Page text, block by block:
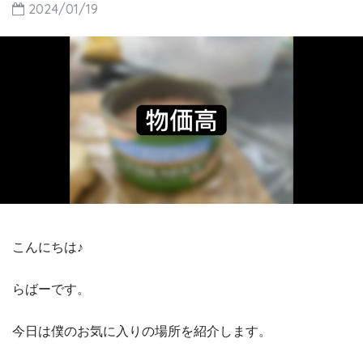
2024/01/19
こんにちは♪
らばーです。
今日は僕のお気に入りの場所を紹介します。